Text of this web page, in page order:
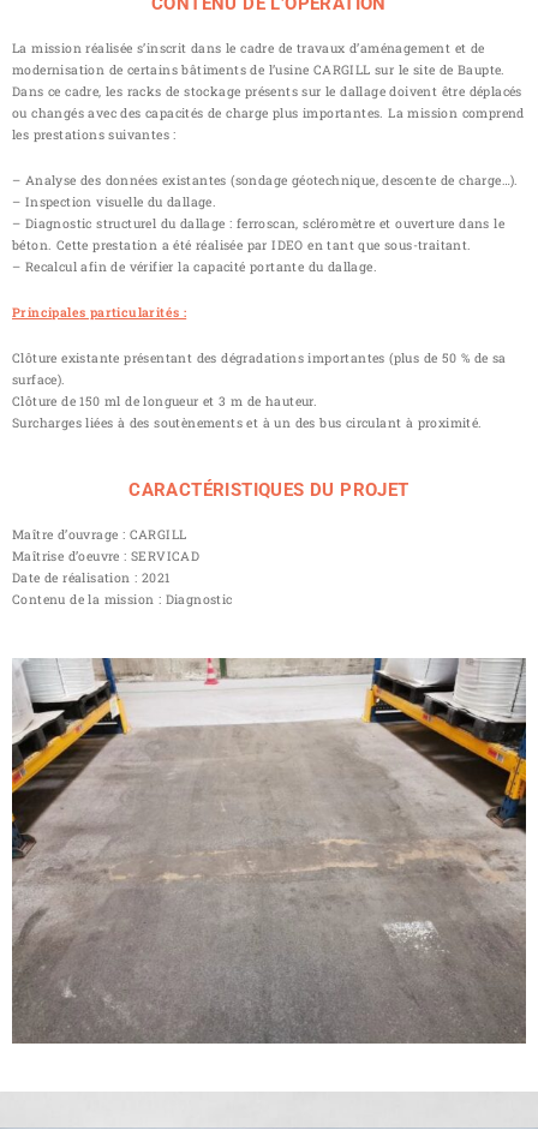
La mission réalisée s’inscrit dans le cadre de travaux d’aménagement et de
modernisation de certains bâtiments de l’usine CARGILL sur le site de Baupte.
Dans ce cadre, les racks de stockage présents sur le dallage doivent être déplacés
ou changés avec des capacités de charge plus importantes. La mission comprend
les prestations suivantes :
– Analyse des données existantes (sondage géotechnique, descente de charge…).
– Inspection visuelle du dallage.
– Diagnostic structurel du dallage : ferroscan, scléromètre et ouverture dans le
béton. Cette prestation a été réalisée par IDEO en tant que sous-traitant.
– Recalcul afin de vérifier la capacité portante du dallage.
Principales particularités :
Clôture existante présentant des dégradations importantes (plus de 50 % de sa
surface).
Clôture de 150 ml de longueur et 3 m de hauteur.
Surcharges liées à des soutènements et à un des bus circulant à proximité.
CARACTÉRISTIQUES DU PROJET
Maître d’ouvrage : CARGILL
Maîtrise d’oeuvre : SERVICAD
Date de réalisation : 2021
Contenu de la mission : Diagnostic